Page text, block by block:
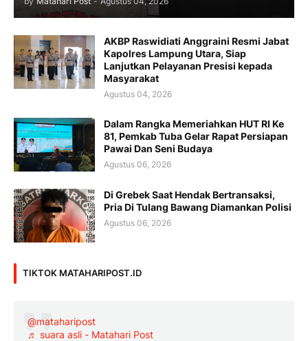
AKBP Raswidiati Anggraini Resmi Jabat
Kapolres Lampung Utara, Siap
Lanjutkan Pelayanan Presisi kepada
Masyarakat
Agustus 04, 2026
Dalam Rangka Memeriahkan HUT RI Ke
81, Pemkab Tuba Gelar Rapat Persiapan
Pawai Dan Seni Budaya
Agustus 06, 2026
Di Grebek Saat Hendak Bertransaksi,
Pria Di Tulang Bawang Diamankan Polisi
Agustus 06, 2026
TIKTOK MATAHARIPOST.ID
@mataharipost
♬ suara asli - Matahari Post